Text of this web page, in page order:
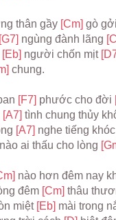
thân gầy [Cm] gò
[G7] ngùng đành lãng
[Eb] người chốn mịt
chung.
[F7] phước cho đời
[A7] tình chung thủy
[A7] nghe tiếng
ai thấu cho lòng
nào hơn đêm nay
đêm [Cm] thâu
miệt [Eb] mài trong